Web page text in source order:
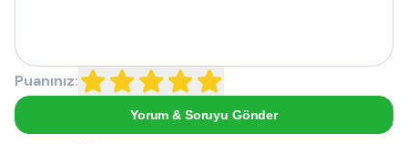
Puanınız:
Yorum & Soruyu Gönder